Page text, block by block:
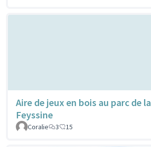
Aire de jeux en bois au parc de la
Feyssine
Coralie 3 15